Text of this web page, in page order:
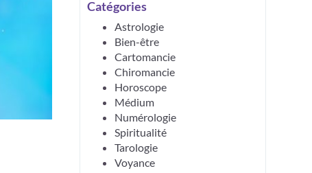
Catégories
Astrologie
Bien-être
Cartomancie
Chiromancie
Horoscope
Médium
Numérologie
Spiritualité
Tarologie
Voyance